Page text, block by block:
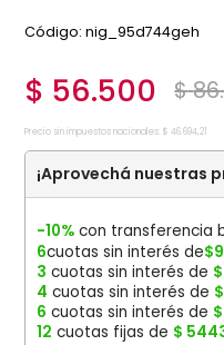
:nig_95d744geh
$ 56.500 $86.
Precio sin impuestos nacionales: $ 46.694,21
¡Aprovechá nuestras
-10% con transferencia
6cuotas sin interés de$
3 cuotas sin interés de $
4 cuotas sin interés de $
6 cuotas sin interés de $
12 cuotas fijas de $